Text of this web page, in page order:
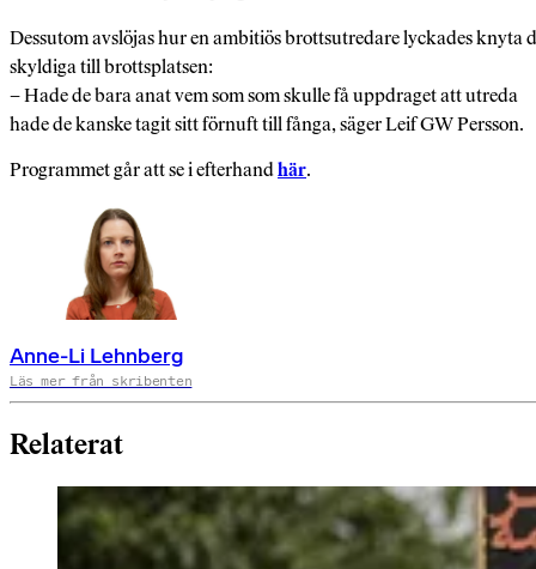
Dessutom avslöjas hur en ambitiös brottsutredare lyckades knyta
skyldiga till brottsplatsen:
– Hade de bara anat vem som som skulle få uppdraget att utreda
hade de kanske tagit sitt förnuft till fånga, säger Leif GW Persson.
Programmet går att se i efterhandhär.
Anne-Li Lehnberg
Läs mer från skribenten
Relaterat